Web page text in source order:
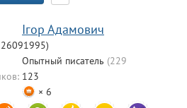
Ігор Адамович
Опытный писатель (229
123
× 6